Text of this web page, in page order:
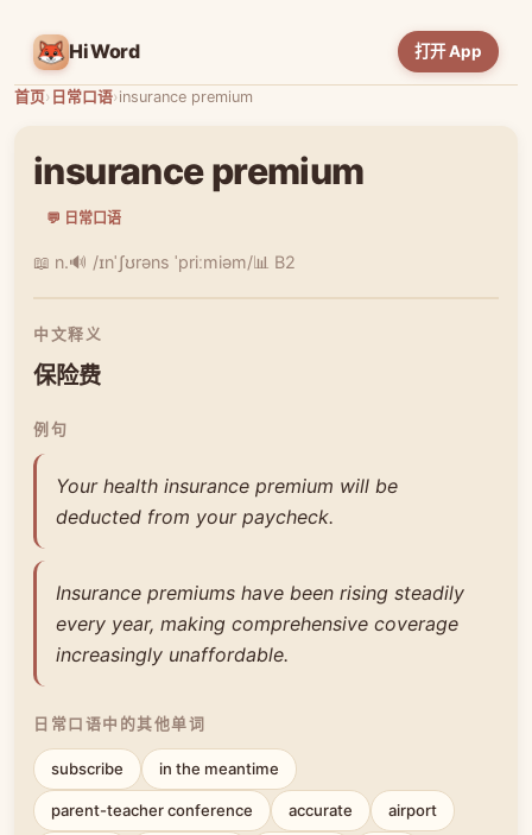
HiWord 打开 App
首页› 日常口语›insurance premium
insurance premium
💬 日常口语
📖 n.🔊 /ɪnˈʃʊrəns ˈpriːmiəm/📊 B2
中文释义
保险费
例句
Your health insurance premium will be
deducted from your paycheck.
Insurance premiums have been rising steadily
every year, making comprehensive coverage
increasingly unaffordable.
日常口语中的其他单词
subscribe in the meantime
parent-teacher conference accurate airport